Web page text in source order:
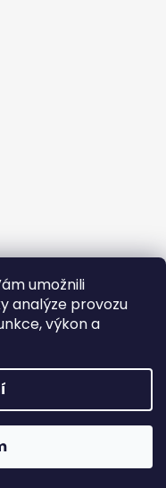
umožnili
analýze provozu
výkon a
práva vyhrazena.